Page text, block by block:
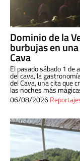
Dominio de la
burbujas en
Cava
El pasado sábado 1 de
del cava, la
del Cava, una cita que
las noches más
06/08/2026